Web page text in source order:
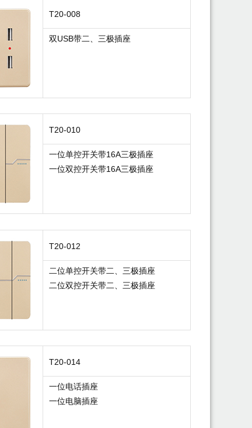
T20-008
双USB带二、三极插座
T20-010
一位单控开关带16A三极插座
一位双控开关带16A三极插座
T20-012
二位单控开关带二、三极插座
二位双控开关带二、三极插座
T20-014
一位电话插座
一位电脑插座